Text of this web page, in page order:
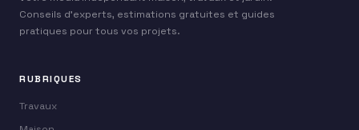
Conseils d’experts, estimations gratuites et guides
pratiques pour tous vos projets.
RUBRIQUES
Travaux